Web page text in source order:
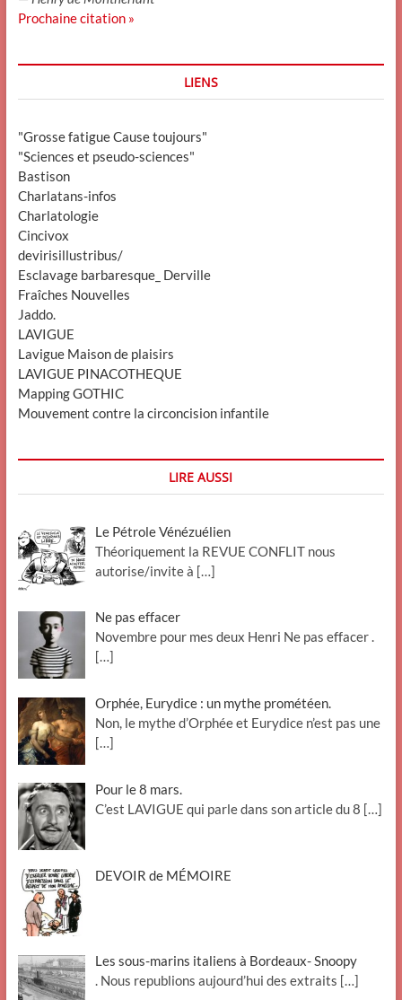
Prochaine citation »
LIENS
"Grosse fatigue Cause toujours"
"Sciences et pseudo-sciences"
Bastison
Charlatans-infos
Charlatologie
Cincivox
devirisillustribus/
Esclavage barbaresque_ Derville
Fraîches Nouvelles
Jaddo.
LAVIGUE
Lavigue Maison de plaisirs
LAVIGUE PINACOTHEQUE
Mapping GOTHIC
Mouvement contre la circoncision infantile
LIRE AUSSI
Le Pétrole Vénézuélien
Théoriquement la REVUE CONFLIT nous
autorise/invite à […]
Ne pas effacer
Novembre pour mes deux Henri Ne pas effacer .
[…]
Orphée, Eurydice : un mythe prométéen.
Non, le mythe d’Orphée et Eurydice n’est pas une
[…]
Pour le 8 mars.
C’est LAVIGUE qui parle dans son article du 8 […]
DEVOIR de MÉMOIRE
Les sous-marins italiens à Bordeaux- Snoopy
. Nous republions aujourd’hui des extraits […]